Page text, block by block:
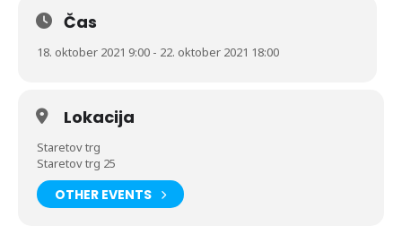
bodo medeno zgodbo tudi predstavili.
Paviljon bo odprt vsak dan od 9.00 do 11.00 in 15.00 do
Čas
18. oktober 2021 9:00 - 22. oktober 2021 18:00
Lokacija
Staretov trg
Staretov trg 25
OTHER EVENTS